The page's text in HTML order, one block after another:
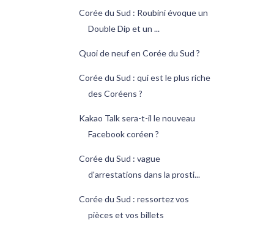
Corée du Sud : Roubini évoque un
Double Dip et un ...
Quoi de neuf en Corée du Sud ?
Corée du Sud : qui est le plus riche
des Coréens ?
Kakao Talk sera-t-il le nouveau
Facebook coréen ?
Corée du Sud : vague
d'arrestations dans la prosti...
Corée du Sud : ressortez vos
pièces et vos billets